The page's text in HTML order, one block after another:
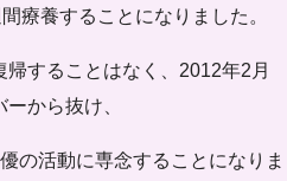
療養することになりました。
することはなく、2012年2月
から抜け、
の活動に専念することになりま